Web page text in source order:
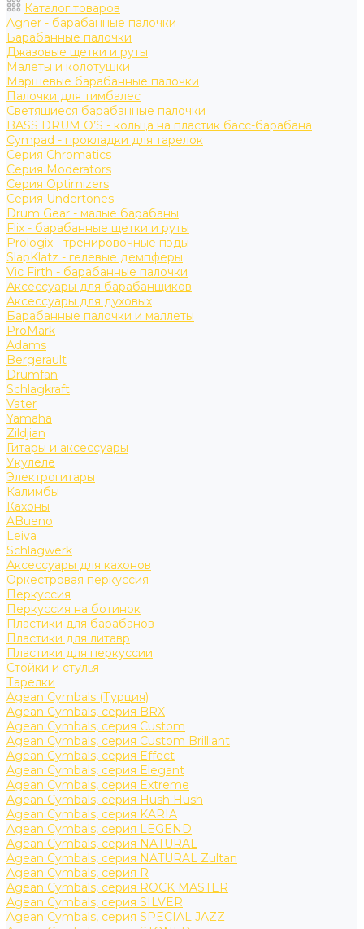
Каталог товаров
Agner - барабанные палочки
Барабанные палочки
Джазовые щетки и руты
Малеты и колотушки
Маршевые барабанные палочки
Палочки для тимбалес
Светящиеся барабанные палочки
BASS DRUM O’S - кольца на пластик басс-барабана
Cympad - прокладки для тарелок
Серия Chromatics
Серия Moderators
Серия Optimizers
Серия Undertones
Drum Gear - малые барабаны
Flix - барабанные щетки и руты
Prologix - тренировочные пэды
SlapKlatz - гелевые демпферы
Vic Firth - барабанные палочки
Аксессуары для барабанщиков
Аксессуары для духовых
Барабанные палочки и маллеты
ProMark
Adams
Bergerault
Drumfan
Schlagkraft
Vater
Yamaha
Zildjian
Гитары и аксессуары
Укулеле
Электрогитары
Калимбы
Кахоны
ABueno
Leiva
Schlagwerk
Аксессуары для кахонов
Оркестровая перкуссия
Перкуссия
Перкуссия на ботинок
Пластики для барабанов
Пластики для литавр
Пластики для перкуссии
Стойки и стулья
Тарелки
Agean Cymbals (Турция)
Agean Cymbals, серия BRX
Agean Cymbals, серия Custom
Agean Cymbals, серия Custom Brilliant
Agean Cymbals, серия Effect
Agean Cymbals, серия Elegant
Agean Cymbals, серия Extreme
Agean Cymbals, серия Hush Hush
Agean Cymbals, серия KARIA
Agean Cymbals, серия LEGEND
Agean Cymbals, серия NATURAL
Agean Cymbals, серия NATURAL Zultan
Agean Cymbals, серия R
Agean Cymbals, серия ROCK MASTER
Agean Cymbals, серия SILVER
Agean Cymbals, серия SPECIAL JAZZ